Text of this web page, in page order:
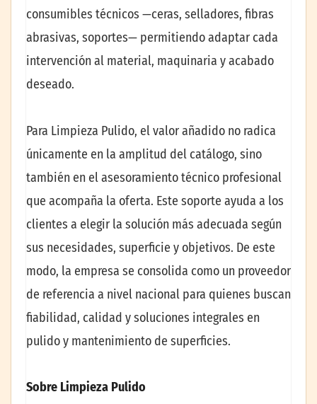
consumibles técnicos —ceras, selladores, fibras
abrasivas, soportes— permitiendo adaptar cada
intervención al material, maquinaria y acabado
deseado.
Para Limpieza Pulido, el valor añadido no radica
únicamente en la amplitud del catálogo, sino
también en el asesoramiento técnico profesional
que acompaña la oferta. Este soporte ayuda a los
clientes a elegir la solución más adecuada según
sus necesidades, superficie y objetivos. De este
modo, la empresa se consolida como un proveedor
de referencia a nivel nacional para quienes buscan
fiabilidad, calidad y soluciones integrales en
pulido y mantenimiento de superficies.
Sobre Limpieza Pulido